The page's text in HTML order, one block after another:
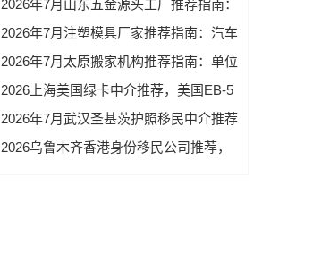
司优选！
2026年7月山东五金源头工厂推荐指南：
铂金首饰，三金，足金999，金公司优
2026年7月注塑模具厂家推荐指南：汽车
注塑模具，空调注塑模具，摩托车注塑
塑模具公司优选！
2026年7月太原搬家机构推荐指南：单位
搬家，上门搬家，居民搬家，长途搬家
2026上海美国绿卡中介推荐，美国EB-5
办理，美国EB-1A办理，美国NIW办
2026年7月武汉圣基茨护照移民中介推荐
指南：圣基茨PBO公益基金护照申请，
2026乌鲁木齐香港身份移民公司推荐，